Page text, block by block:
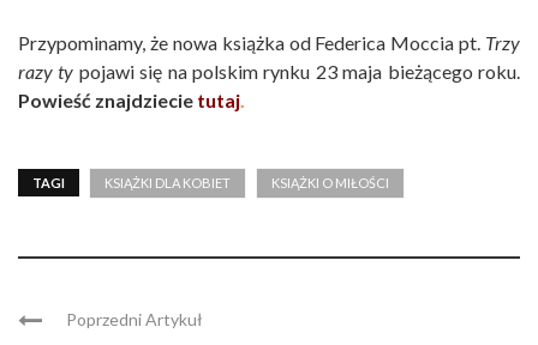
Przypominamy, że nowa książka od Federica Moccia pt. Trzy
razy ty pojawi się na polskim rynku 23 maja bieżącego roku.
Powieść znajdziecie tutaj.
TAGI KSIĄŻKI DLA KOBIET KSIĄŻKI O MIŁOŚCI
Poprzedni Artykuł